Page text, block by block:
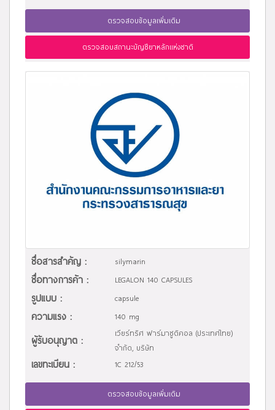
ตรวจสอบข้อมูลเพิ่มเติม
ตรวจสอบสถานะบัญชียาหลักแห่งชาติ
ชื่อสารสำคัญ : silymarin
ชื่อทางการค้า : LEGALON 140 CAPSULES
รูปแบบ : capsule
ความแรง : 140 mg
ผู้รับอนุญาต :
เวียร์ทริศ ฟาร์มาซูติคอล (ประเทศไทย)
จำกัด, บริษัท
เลขทะเบียน : 1C 212/53
ตรวจสอบข้อมูลเพิ่มเติม